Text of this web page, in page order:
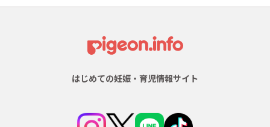
はじめての妊娠・育児情報サイト